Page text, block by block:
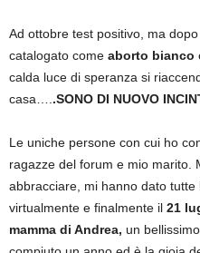
Ad ottobre test positivo, ma
catalogato come aborto bianco
calda luce di speranza si
casa…..SONO DI NUOVO
Le uniche persone con cui ho
ragazze del forum e mio marito.
abbracciare, mi hanno dato
virtualmente e finalmente il 21
mamma di Andrea, un